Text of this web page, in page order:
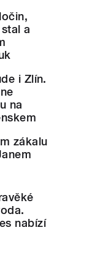
a
i Zlín.
na
zákalu
nabízí